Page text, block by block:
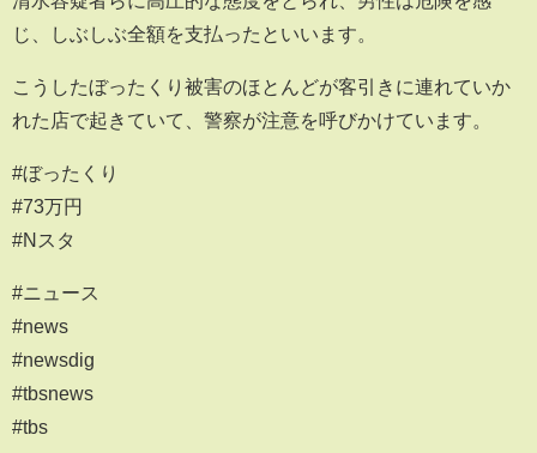
じ、しぶしぶ全額を支払ったといいます。
こうしたぼったくり被害のほとんどが客引きに連れていか
れた店で起きていて、警察が注意を呼びかけています。
#ぼったくり
#73万円
#Nスタ
#ニュース
#news
#newsdig
#tbsnews
#tbs